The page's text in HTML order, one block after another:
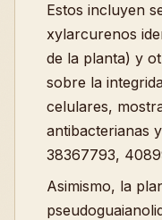
Estos incluyen
xylarcurenos
de la planta) y
sobre la
celulares,
antibacterianas
38367793,
Asimismo, la